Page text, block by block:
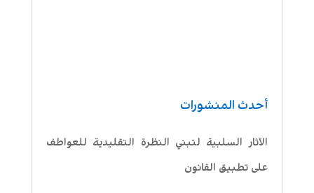
أحدث المنشورات
الآثار السلبية لتبني النظرة التقليدية للعواطف
على تطبيق القانون